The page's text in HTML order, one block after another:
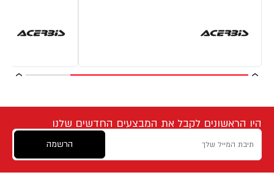
היו הראשונים לקבל את המבצעים החדשים שלנו
הרשמה